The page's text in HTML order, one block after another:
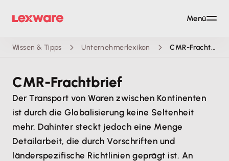
Wissen & Tipps Unternehmerlexikon CMR-Frachtbrief
CMR-Frachtbrief
Der Transport von Waren zwischen Kontinenten
ist durch die Globalisierung keine Seltenheit
mehr. Dahinter steckt jedoch eine Menge
Detailarbeit, die durch Vorschriften und
länderspezifische Richtlinien geprägt ist. An
Menü